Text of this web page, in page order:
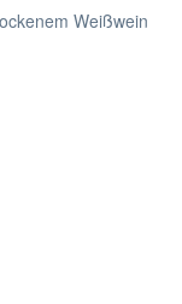
Weißwein